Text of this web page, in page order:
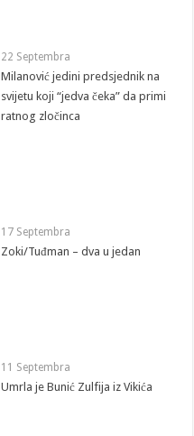
22 Septembra
Milanović jedini predsjednik na
svijetu koji “jedva čeka” da primi
ratnog zločinca
17 Septembra
Zoki/Tuđman – dva u jedan
11 Septembra
Umrla je Bunić Zulfija iz Vikića